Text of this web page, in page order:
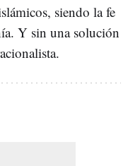
siendo la fe
Y sin una solución